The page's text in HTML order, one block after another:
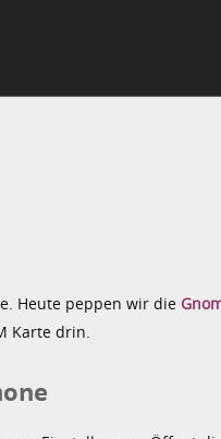
Heute peppen wir die
Karte drin.